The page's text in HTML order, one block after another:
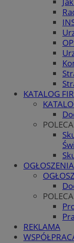
KATALOG
OGŁOSZENIA
REKLAMA